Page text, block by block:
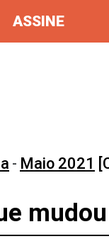
ASSINE
- Maio 2021